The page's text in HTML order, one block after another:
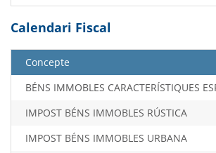
Calendari Fiscal
Concepte
BÉNS IMMOBLES CARACTERÍSTIQUES
IMPOST BÉNS IMMOBLES RÚSTICA
IMPOST BÉNS IMMOBLES URBANA